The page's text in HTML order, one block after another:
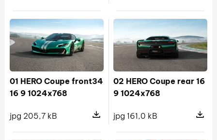
Pokaż szczegóły pliku CS 296
01 HERO Coupe front34
16 9 1024x768
jpg 205,7 kB
Pokaż szczegóły pliku 01 HERO
02 HERO Coupe rear 16
9 1024x768
jpg 161,0 kB